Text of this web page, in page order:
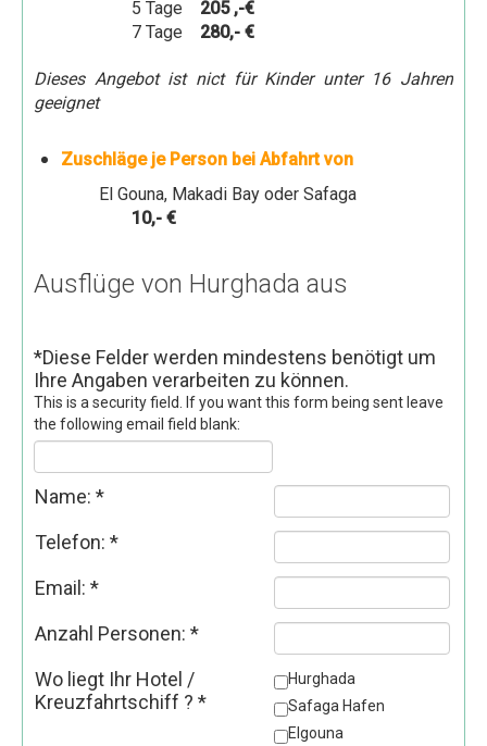
5 Tage 205 ,-€
7 Tage 280,- €
Dieses Angebot ist nict für Kinder unter 16 Jahren
geeignet
Zuschläge je Person bei Abfahrt von
El Gouna, Makadi Bay oder Safaga
10,- €
Ausflüge von Hurghada aus
*Diese Felder werden mindestens benötigt um
Ihre Angaben verarbeiten zu können.
This is a security field. If you want this form being sent leave
the following email field blank:
Name: *
Telefon: *
Email: *
Anzahl Personen: *
Wo liegt Ihr Hotel /
Kreuzfahrtschiff ? *
Hurghada
Safaga Hafen
Elgouna